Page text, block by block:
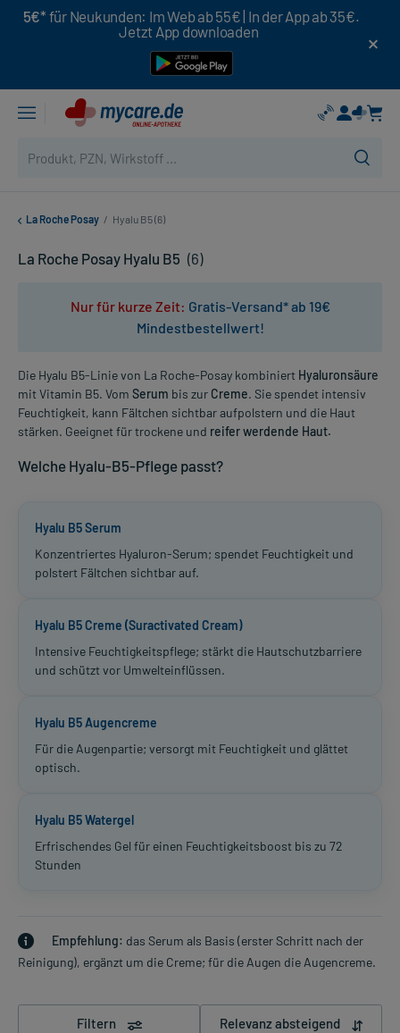
5€* für Neukunden: Im Web ab 55€ | In der App ab 35€.
Jetzt App downloaden
La Roche Posay / Hyalu B5 (6)
La Roche Posay Hyalu B5 (6)
Nur für kurze Zeit: Gratis-Versand* ab 19€
Mindestbestellwert!
Die Hyalu B5-Linie von La Roche-Posay kombiniert Hyaluronsäure
mit Vitamin B5. Vom Serum bis zur Creme. Sie spendet intensiv
Feuchtigkeit, kann Fältchen sichtbar aufpolstern und die Haut
stärken. Geeignet für trockene und reifer werdende Haut.
Welche Hyalu-B5-Pflege passt?
Hyalu B5 Serum
Konzentriertes Hyaluron-Serum; spendet Feuchtigkeit und
polstert Fältchen sichtbar auf.
Hyalu B5 Creme (Suractivated Cream)
Intensive Feuchtigkeitspflege; stärkt die Hautschutzbarriere
und schützt vor Umwelteinflüssen.
Hyalu B5 Augencreme
Für die Augenpartie; versorgt mit Feuchtigkeit und glättet
optisch.
Hyalu B5 Watergel
Erfrischendes Gel für einen Feuchtigkeitsboost bis zu 72
Stunden
Empfehlung: das Serum als Basis (erster Schritt nach der
Reinigung), ergänzt um die Creme; für die Augen die Augencreme.
Filtern Relevanz absteigend